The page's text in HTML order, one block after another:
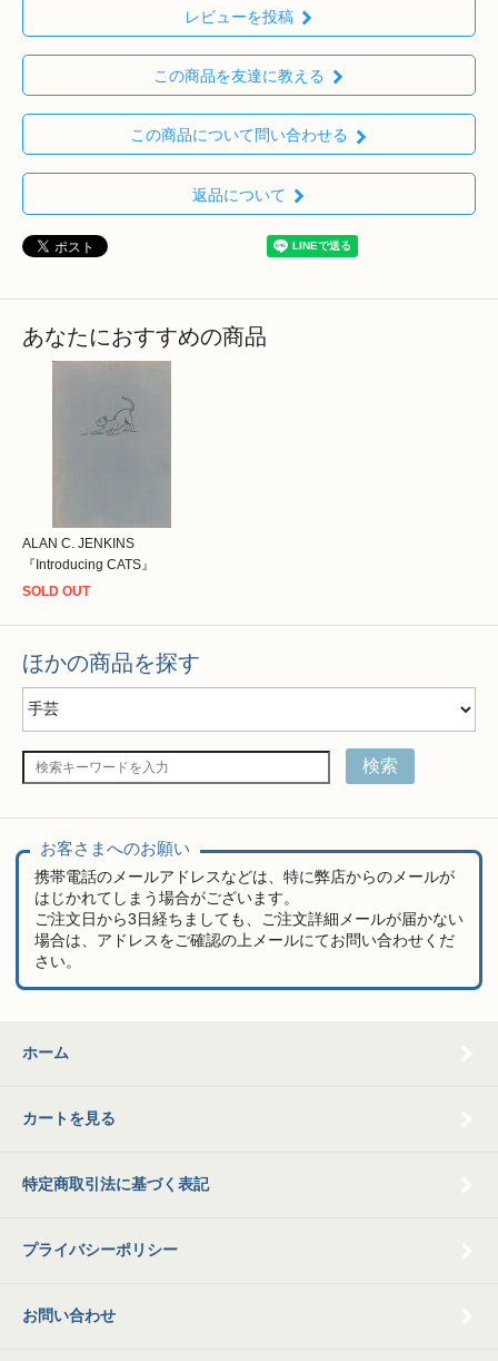
レビューを投稿
この商品を友達に教える
この商品について問い合わせる
返品について
あなたにおすすめの商品
ALAN C. JENKINS
『Introducing CATS』
SOLD OUT
ほかの商品を探す
検索
お客さまへのお願い
携帯電話のメールアドレスなどは、特に弊店からのメールが
はじかれてしまう場合がございます。
ご注文日から3日経ちましても、ご注文詳細メールが届かない
場合は、アドレスをご確認の上メールにてお問い合わせくだ
さい。
ホーム
カートを見る
特定商取引法に基づく表記
プライバシーポリシー
お問い合わせ